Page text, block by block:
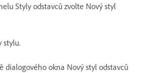
Styly odstavců zvolte Nový styl
stylu.
dialogového okna Nový styl odstavců